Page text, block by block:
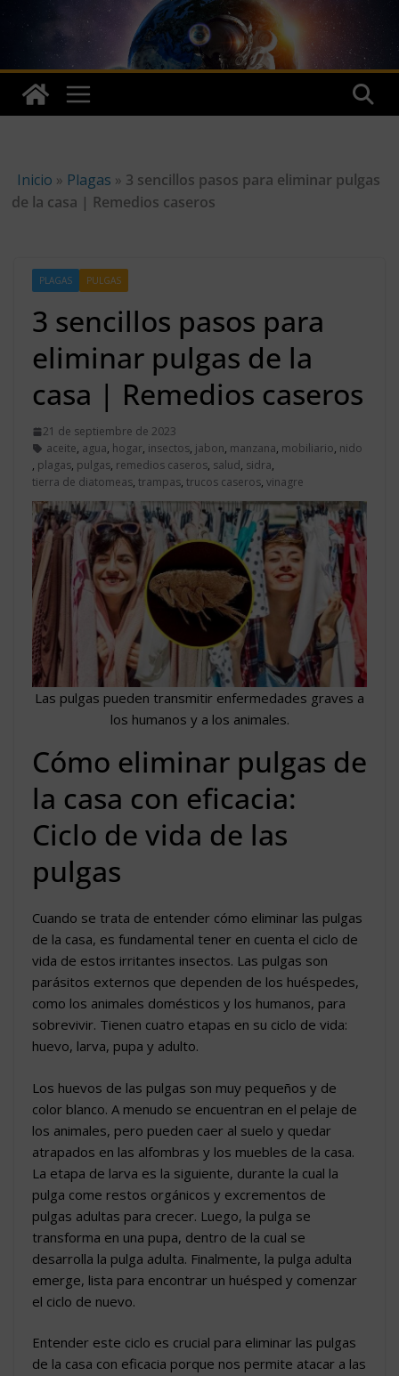
Skip
Inicio » Plagas » 3 sencillos pasos para eliminar pulgas
de la casa | Remedios caseros
PLAGAS PULGAS
3 sencillos pasos para
eliminar pulgas de la
casa | Remedios caseros
21 de septiembre de 2023
aceite, agua, hogar, insectos, jabon, manzana, mobiliario, nido
, plagas, pulgas, remedios caseros, salud, sidra,
tierra de diatomeas, trampas, trucos caseros, vinagre
Las pulgas pueden transmitir enfermedades graves a
los humanos y a los animales.
Cómo eliminar pulgas de
la casa con eficacia:
Ciclo de vida de las
pulgas
Cuando se trata de entender cómo eliminar las pulgas
de la casa, es fundamental tener en cuenta el ciclo de
vida de estos irritantes insectos. Las pulgas son
parásitos externos que dependen de los huéspedes,
como los animales domésticos y los humanos, para
sobrevivir. Tienen cuatro etapas en su ciclo de vida:
huevo, larva, pupa y adulto.
Los huevos de las pulgas son muy pequeños y de
color blanco. A menudo se encuentran en el pelaje de
los animales, pero pueden caer al suelo y quedar
atrapados en las alfombras y los muebles de la casa.
La etapa de larva es la siguiente, durante la cual la
pulga come restos orgánicos y excrementos de
pulgas adultas para crecer. Luego, la pulga se
transforma en una pupa, dentro de la cual se
desarrolla la pulga adulta. Finalmente, la pulga adulta
emerge, lista para encontrar un huésped y comenzar
el ciclo de nuevo.
Entender este ciclo es crucial para eliminar las pulgas
de la casa con eficacia porque nos permite atacar a las